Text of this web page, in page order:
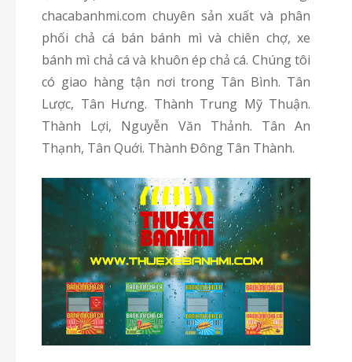
chacabanhmi.com chuyên sản xuất và phân
phối chả cá bán bánh mì và chiên chợ, xe
bánh mì chả cá và khuôn ép chả cá. Chúng tôi
có giao hàng tận nơi trong Tân Bình. Tân
Lược, Tân Hưng. Thành Trung Mỹ Thuận.
Thành Lợi, Nguyễn Văn Thảnh. Tân An
Thạnh, Tân Quới. Thành Đông Tân Thành.